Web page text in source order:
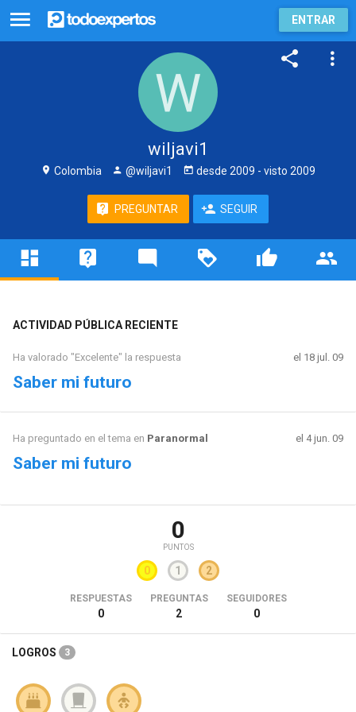
ENTRAR
wiljavi1
Colombia @wiljavi1 desde 2009 - visto 2009
PREGUNTAR SEGUIR
ACTIVIDAD PÚBLICA RECIENTE
Ha valorado "Excelente" la respuesta el 18 jul. 09
Saber mi futuro
Ha preguntado en el tema en Paranormal el 4 jun. 09
Saber mi futuro
0
PUNTOS
0 1 2
RESPUESTAS
0
PREGUNTAS
2
SEGUIDORES
0
LOGROS 3